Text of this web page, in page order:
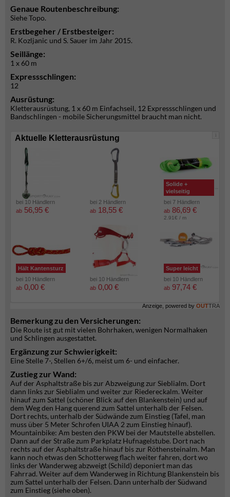
Genaue Routenbeschreibung:
Siehe Topo.
Erstbegeher / Erstbesteiger:
R. Kozljanic und S. Sauer im Jahr 2015.
Seillänge:
1 x 60 m
Expressschlingen:
12
Ausrüstung:
Kletterausrüstung, 1 x 60 m Einfachseil, 12 Expressschlingen und
Bandschlingen - mobile Sicherungsmittel braucht man nicht.
i
Aktuelle Kletterausrüstung
bei 10 Händlern
ab 56,95 €
bei 2 Händlern
ab 18,55 €
Solide +
vielseitig
bei 7 Händlern
ab 86,69 €
2.91€ / m
Hält Kantensturz
bei 10 Händlern
ab 0,00 €
bei 10 Händlern
ab 0,00 €
Super leicht
bei 10 Händlern
ab 97,74 €
Anzeige, powered by OUTTRA
Bemerkung zu den Versicherungen:
Die Route ist gut mit vielen Bohrhaken, wenigen Normalhaken
und Schlingen ausgestattet.
Ergänzung zur Schwierigkeit:
Eine Stelle 7-, Stellen 6+/6, meist um 6- und einfacher.
Zustieg zur Wand:
Auf der Asphaltstraße bis zur Abzweigung zur Sieblialm. Dort
dann links zur Sieblialm und weiter zur Riedereckalm. Weiter
hinauf zum Sattel (schöner Blick auf den Blankenstein) und auf
dem Weg den Hang querend zum Sattel unterhalb der Felsen.
Dort rechts, unterhalb der Südwände zum Einstieg (Tafel, man
muss über 5 Meter Schrofen UIAA 2 zum Einstieg hinauf).
Mountainbike: Am besten den PKW bei der Mautstelle abstellen.
Dann auf der Straße zum Parkplatz Hufnagelstube. Dort nach
rechts auf der Asphaltstraße hinauf bis zur Röthensteinalm. Man
kann noch etwas den Schotterweg flach weiter fahren, dort wo
links der Wanderweg abzweigt (Schild) deponiert man das
Fahrrad. Weiter auf dem Wanderweg in Richtung Blankenstein bis
zum Sattel unterhalb der Felsen. Dann unterhalb der Südwand
zum Einstieg (siehe oben).